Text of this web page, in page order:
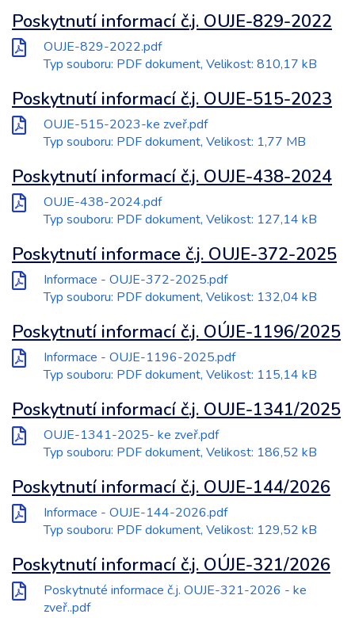
Poskytnutí informací č.j. OUJE-829-2022
OUJE-829-2022.pdf
Typ souboru: PDF dokument, Velikost: 810,17 kB
Poskytnutí informací č.j. OUJE-515-2023
OUJE-515-2023-ke zveř.pdf
Typ souboru: PDF dokument, Velikost: 1,77 MB
Poskytnutí informací č.j. OUJE-438-2024
OUJE-438-2024.pdf
Typ souboru: PDF dokument, Velikost: 127,14 kB
Poskytnutí informace č.j. OUJE-372-2025
Informace - OUJE-372-2025.pdf
Typ souboru: PDF dokument, Velikost: 132,04 kB
Poskytnutí informací č.j. OÚJE-1196/2025
Informace - OUJE-1196-2025.pdf
Typ souboru: PDF dokument, Velikost: 115,14 kB
Poskytnutí informací č.j. OUJE-1341/2025
OUJE-1341-2025- ke zveř.pdf
Typ souboru: PDF dokument, Velikost: 186,52 kB
Poskytnutí informací č.j. OUJE-144/2026
Informace - OUJE-144-2026.pdf
Typ souboru: PDF dokument, Velikost: 129,52 kB
Poskytnutí informací č.j. OÚJE-321/2026
Poskytnuté informace č.j. OUJE-321-2026 - ke
zveř..pdf